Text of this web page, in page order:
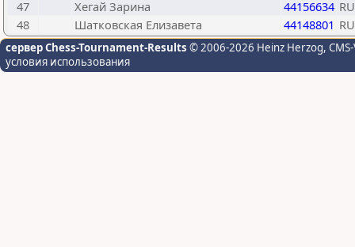
47 Хегай Зарина 44156634
48
Шатковская Елизавета 44148801
сервер Chess-Tournament-Results © 2006-2026 Heinz Herzog,
условия использования